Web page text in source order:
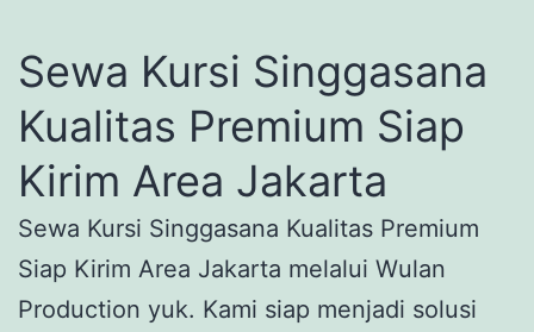
Sewa Kursi Singgasana
Kualitas Premium Siap
Kirim Area Jakarta
Sewa Kursi Singgasana Kualitas Premium
Siap Kirim Area Jakarta melalui Wulan
Production yuk. Kami siap menjadi solusi